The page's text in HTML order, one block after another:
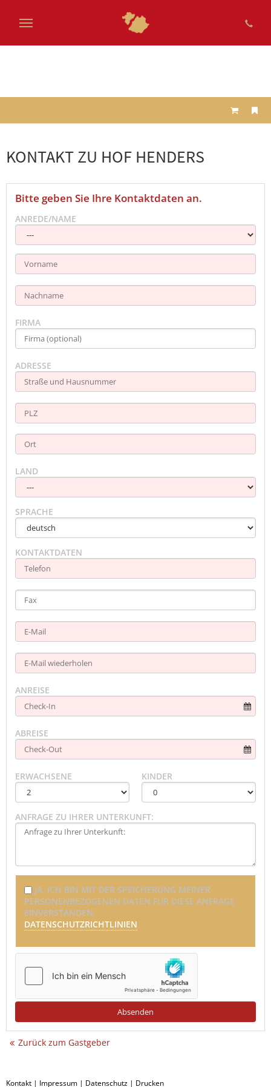
Hauptinhalt
KONTAKT ZU HOF HENDERS
Bitte geben Sie Ihre Kontaktdaten an.
ANREDE/NAME
FIRMA
ADRESSE
LAND
SPRACHE
KONTAKTDATEN
ANREISE
ABREISE
ERWACHSENE KINDER
ANFRAGE ZU IHRER UNTERKUNFT:
JA, ICH BIN MIT DER SPEICHERUNG MEINER
PERSONENBEZOGENEN DATEN FÜR DIESE ANFRAGE
EINVERSTANDEN.
DATENSCHUTZRICHTLINIEN
Zurück zum Gastgeber
Kontakt | Impressum | Datenschutz | Drucken